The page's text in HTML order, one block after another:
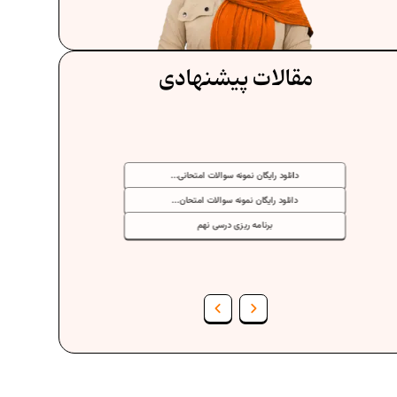
مقالات پیشنهادی
دانلود رایگان نمونه سوالات امتحانی...
دانلود رایگان نمونه سوالات امتحان...
برنامه‌ ریزی درسی نهم
فرمول حجم اشکال هندسی در ریاضیات
برنامه‌ ریزی درسی هفتم